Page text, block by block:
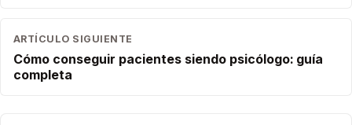
ARTÍCULO SIGUIENTE
Cómo conseguir pacientes siendo psicólogo: guía
completa